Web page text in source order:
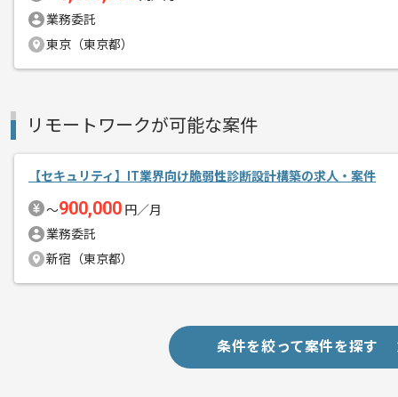
業務委託
東京（東京都）
リモートワークが可能な案件
【セキュリティ】IT業界向け脆弱性診断設計構築の求人・案件
〜900,000 円／月
業務委託
新宿（東京都）
条件を絞って案件を探す